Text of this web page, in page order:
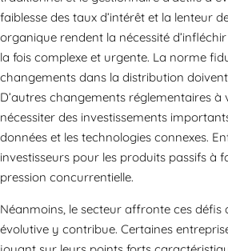
faiblesse des taux d’intérêt et la lenteur
organique rendent la nécessité
la fois complexe et urgente. La norme
changements dans la distribution
D’autres changements réglementaires
nécessiter des investissements
données et les technologies connexes.
investisseurs pour les produits passifs à
pression concurrentielle.
Néanmoins, le secteur affronte ces défis
évolutive y contribue. Certaines